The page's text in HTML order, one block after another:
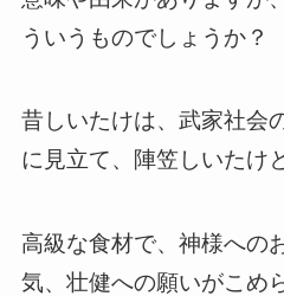
ういうものでしょうか？
昔しいたけは、武家社会
に見立て、陣笠しいたけ
高級な食材で、神様への
気、壮健への願いがこめ